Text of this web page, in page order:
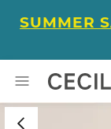
SUMMER